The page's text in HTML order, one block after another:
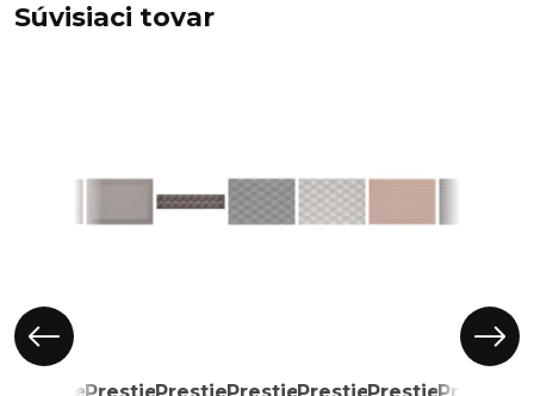
Súvisiaci tovar